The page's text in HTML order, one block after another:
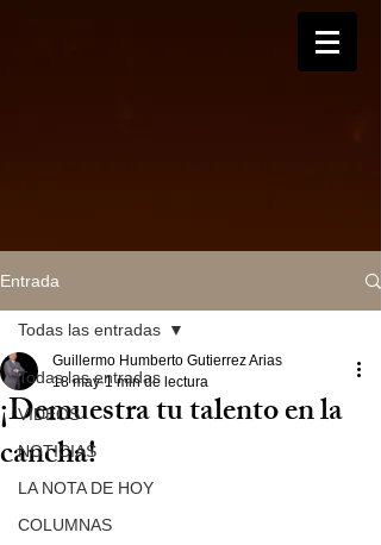
Entrada
Todas las entradas
VIDEOS
NOTICIAS
LA NOTA DE HOY
COLUMNAS
Todas las entradas
¡Demuestra tu talento en la
cancha!
Guillermo Humberto Gutierrez Arias
18 may 1 min de lectura